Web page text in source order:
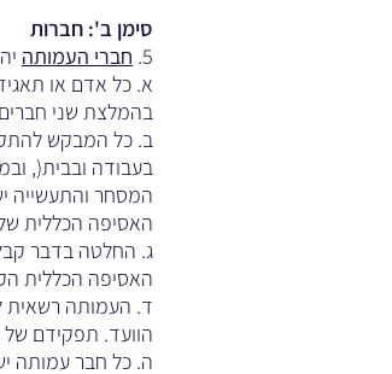
סימן ב': חברות
5. חברי העמותה
א. כל אדם או
בהמלצת שני
ב. כל המבקש
בעבודה ובבית(,
המסחר והתעשייה
האסיפה הכללית
ג. החלטה בדבר
האסיפה הכללית
ד. העמותה רשאית
הוועד. תפקידם של
ה. כל חבר עמותה